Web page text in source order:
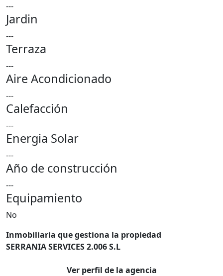
---
Jardin
---
Terraza
---
Aire Acondicionado
---
Calefacción
---
Energia Solar
---
Año de construcción
---
Equipamiento
No
Inmobiliaria que gestiona la propiedad
SERRANIA SERVICES 2.006 S.L
Ver perfil de la agencia